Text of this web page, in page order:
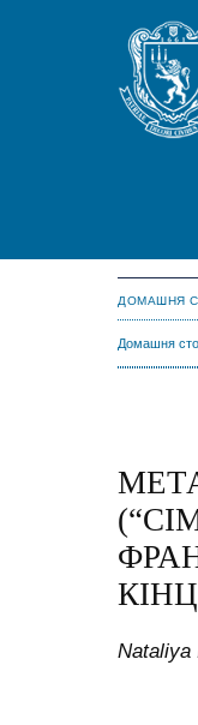
ДОМАШНЯ
Домашня
Nataliуa